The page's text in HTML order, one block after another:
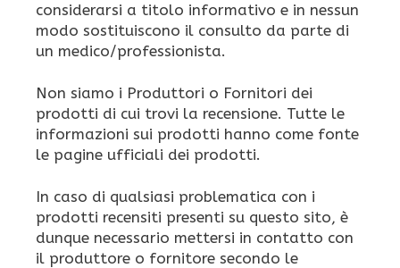
considerarsi a titolo informativo e in nessun
modo sostituiscono il consulto da parte di
un medico/professionista.
Non siamo i Produttori o Fornitori dei
prodotti di cui trovi la recensione. Tutte le
informazioni sui prodotti hanno come fonte
le pagine ufficiali dei prodotti.
In caso di qualsiasi problematica con i
prodotti recensiti presenti su questo sito, è
dunque necessario mettersi in contatto con
il produttore o fornitore secondo le